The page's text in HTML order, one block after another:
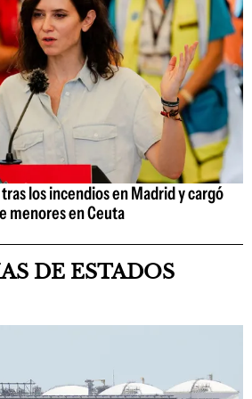
los incendios en Madrid y cargó
menores en Ceuta
DE ESTADOS